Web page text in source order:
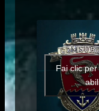
Fai clic